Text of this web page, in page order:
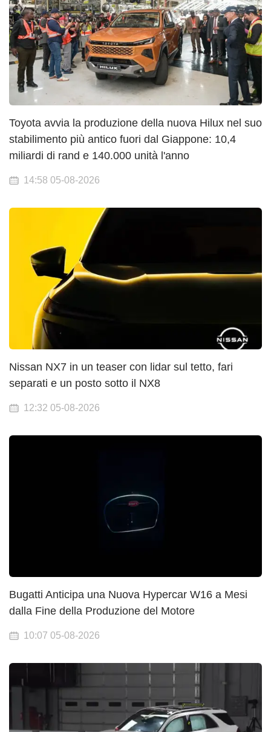
Toyota avvia la produzione della nuova Hilux nel suo
stabilimento più antico fuori dal Giappone: 10,4
miliardi di rand e 140.000 unità l'anno
14:58 05-08-2026
Nissan NX7 in un teaser con lidar sul tetto, fari
separati e un posto sotto il NX8
12:32 05-08-2026
Bugatti Anticipa una Nuova Hypercar W16 a Mesi
dalla Fine della Produzione del Motore
10:07 05-08-2026